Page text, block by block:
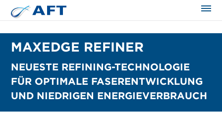
MAXEDGE REFINER
NEUESTE REFINING-TECHNOLOGIE
FÜR OPTIMALE FASERENTWICKLUNG
UND NIEDRIGEN ENERGIEVERBRAUCH